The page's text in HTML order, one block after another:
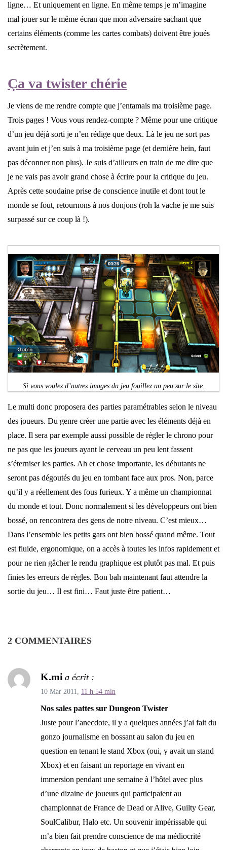
ligne… Et uniquement en ligne. En même temps je m’imagine
mal jouer sur le même écran que mon adversaire sachant que
certains éléments (comme les cartes combats) doivent être joués
secrètement.
Ça va twister chérie
Je viens de me rendre compte que j’entamais ma troisième page.
Trois pages ! Vous vous rendez-compte ? Même pour une critique
d’un jeu déjà sorti je n’en rédige que deux. Là le jeu ne sort pas
avant juin et j’en suis à ma troisième page (et dernière hein, faut
pas déconner non plus). Je suis d’ailleurs en train de me dire que
je ne vais pas avoir grand chose à écrire pour la critique du jeu.
Après cette soudaine prise de conscience inutile et dont tout le
monde se fout, retournons à nos donjons (roh la vache je me suis
surpassé sur ce coup là !).
Si vous voulez d’autres images du jeu fouillez un peu sur le site.
Le multi donc proposera des parties paramétrables selon le niveau
des joueurs. Du genre créer une partie avec les éléments déjà en
place. Il sera par exemple aussi possible de régler le chrono pour
ne pas que les joueurs ayant le cerveau un peu lent fassent
s’éterniser les parties. Ah et chose importante, les débutants ne
seront pas dégoutés du jeu en tombant face aux pros. Non, parce
qu’il y a réellement des fous furieux. Y a même un championnat
du monde et tout. Donc normalement si les développeurs ont bien
bossé, on rencontrera des gens de notre niveau. C’est mieux…
Dans l’ensemble les petits gars ont bien bossé quand même. Tout
est fluide, ergonomique, on a accès à toutes les infos rapidement et
pour ne rien gâcher le rendu graphique est plutôt pas mal. Et puis
finies les erreurs de règles. Bon bah maintenant faut attendre la
sortie du jeu… Il est fini… Faut juste être patient…
2 COMMENTAIRES
K.mi a écrit :
10 Mar 2011, 11 h 54 min
Nos sales pattes sur Dungeon Twister
Juste pour l’anecdote, il y a quelques années j’ai fait du
gonzo journalisme en bossant au salon du jeu en
question en tenant le stand Xbox (oui, y avait un stand
Xbox) et en faisant un reportage en vivant en
immersion pendant une semaine à l’hôtel avec plus
d’une dizaine de joueurs qui participaient au
championnat de France de Dead or Alive, Guilty Gear,
SoulCalibur, Halo etc. Un souvenir impérissable qui
m’a bien fait prendre conscience de ma médiocrité